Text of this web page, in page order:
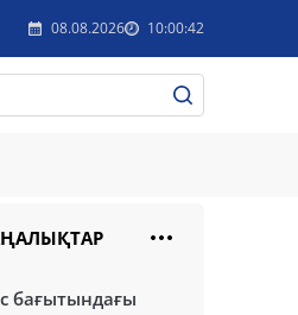
08.08.2026 10:00:42
бағытындағы